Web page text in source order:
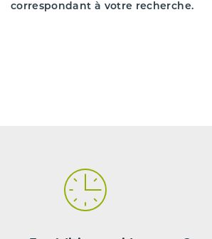
correspondant à votre recherche.